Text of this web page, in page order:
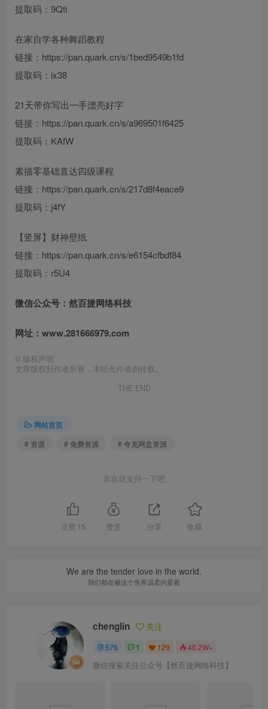
提取码：9Qti
在家自学各种舞蹈教程
链接：https://pan.quark.cn/s/1bed9549b1fd
提取码：ix38
21天带你写出一手漂亮好字
链接：https://pan.quark.cn/s/a969501f6425
提取码：KAfW
素描零基础直达四级课程
链接：https://pan.quark.cn/s/217d8f4eace9
提取码：j4fY
【竖屏】财神壁纸
链接：https://pan.quark.cn/s/e6154cfbdf84
提取码：r5U4
微信公众号：然百捷网络科技
网址：www.281666979.com
© 版权声明
文章版权归作者所有，未经允许请勿转载。
THE END
网站首页
# 资源
# 免费资源 # 夸克网盘资源
喜欢就支持一下吧
点赞 15 赞赏 分享 收藏
We are the tender love in the world.
我们都在被这个世界温柔的爱着
chenglin 关注
576 1 129 40.2W+
微信搜索关注公众号【然百捷网络科技】